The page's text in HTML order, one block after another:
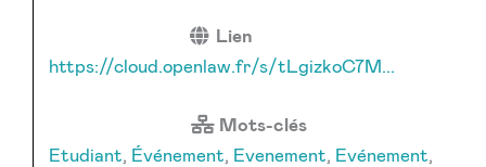
Lien
https://cloud.openlaw.fr/s/tLgizkoC7M...
Mots-clés
Etudiant, Événement, Evenement, Evénement,